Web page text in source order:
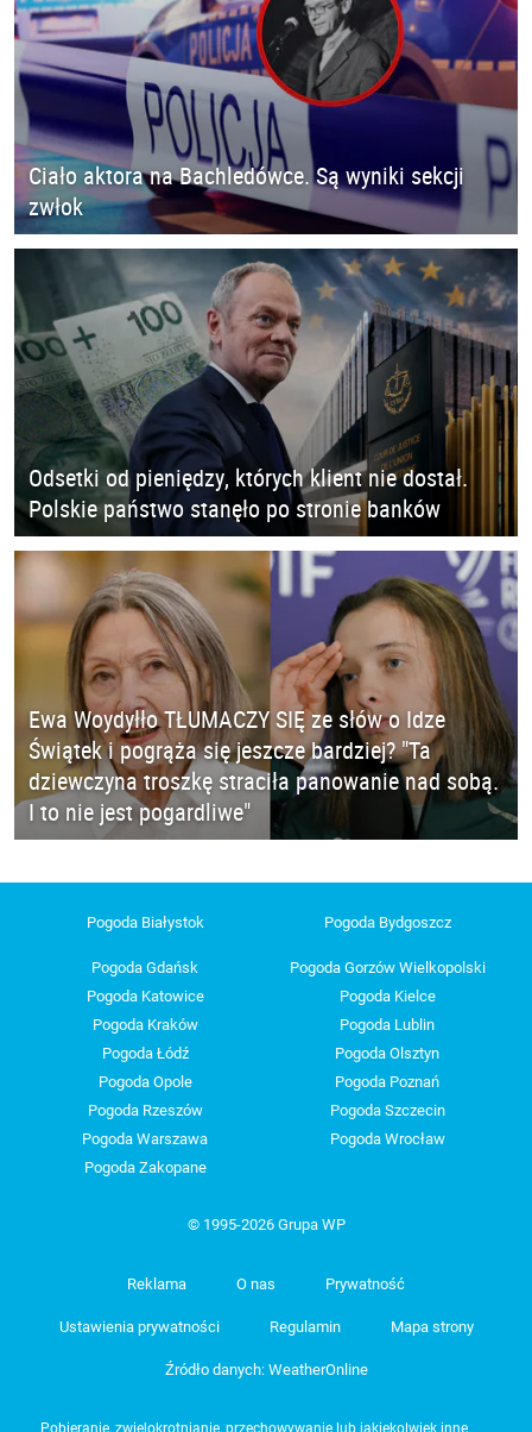
Ciało aktora na Bachledówce. Są wyniki sekcji
zwłok
Odsetki od pieniędzy, których klient nie dostał.
Polskie państwo stanęło po stronie banków
Ewa Woydyłło TŁUMACZY SIĘ ze słów o Idze
Świątek i pogrąża się jeszcze bardziej? "Ta
dziewczyna troszkę straciła panowanie nad sobą.
I to nie jest pogardliwe"
Pogoda Białystok Pogoda Bydgoszcz
Pogoda Gdańsk
Pogoda Gorzów Wielkopolski
Pogoda Katowice
Pogoda Kielce
Pogoda Kraków
Pogoda Lublin
Pogoda Łódź
Pogoda Olsztyn
Pogoda Opole
Pogoda Poznań
Pogoda Rzeszów
Pogoda Szczecin
Pogoda Warszawa
Pogoda Wrocław
Pogoda Zakopane
© 1995-2026 Grupa WP
Reklama O nas Prywatność
Ustawienia prywatności Regulamin Mapa strony
Źródło danych: WeatherOnline
Pobieranie, zwielokrotnianie, przechowywanie lub jakiekolwiek inne